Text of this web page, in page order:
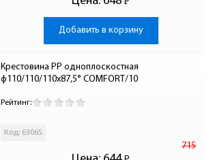
-
Добавить в корзину
Крестовина PP одноплоскостная
ф110/110/110х87,5° COMFORT/10
Рейтинг:
Код: 63065
715